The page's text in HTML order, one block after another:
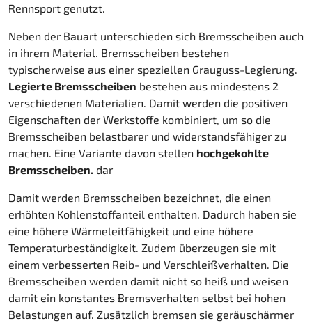
Rennsport genutzt.
Neben der Bauart unterschieden sich Bremsscheiben auch
in ihrem Material. Bremsscheiben bestehen
typischerweise aus einer speziellen Grauguss-Legierung.
Legierte Bremsscheiben bestehen aus mindestens 2
verschiedenen Materialien. Damit werden die positiven
Eigenschaften der Werkstoffe kombiniert, um so die
Bremsscheiben belastbarer und widerstandsfähiger zu
machen. Eine Variante davon stellen hochgekohlte
Bremsscheiben. dar
Damit werden Bremsscheiben bezeichnet, die einen
erhöhten Kohlenstoffanteil enthalten. Dadurch haben sie
eine höhere Wärmeleitfähigkeit und eine höhere
Temperaturbeständigkeit. Zudem überzeugen sie mit
einem verbesserten Reib- und Verschleißverhalten. Die
Bremsscheiben werden damit nicht so heiß und weisen
damit ein konstantes Bremsverhalten selbst bei hohen
Belastungen auf. Zusätzlich bremsen sie geräuschärmer